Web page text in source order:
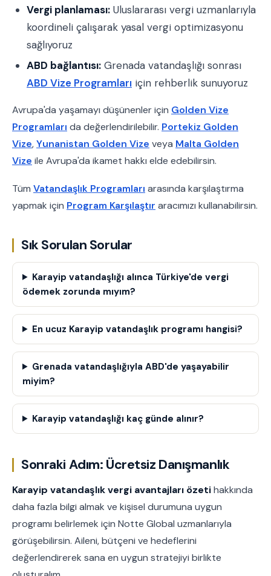
Vergi planlaması: Uluslararası vergi uzmanlarıyla
koordineli çalışarak yasal vergi optimizasyonu
sağlıyoruz
ABD bağlantısı: Grenada vatandaşlığı sonrası
ABD Vize Programları için rehberlik sunuyoruz
Avrupa'da yaşamayı düşünenler için Golden Vize
Programları da değerlendirilebilir. Portekiz Golden
Vize,Yunanistan Golden Vize veya Malta Golden
Vize ile Avrupa'da ikamet hakkı elde edebilirsin.
Tüm Vatandaşlık Programları arasında karşılaştırma
yapmak için Program Karşılaştır aracımızı kullanabilirsin.
Sık Sorulan Sorular
Karayip vatandaşlığı alınca Türkiye'de vergi
ödemek zorunda mıyım?
En ucuz Karayip vatandaşlık programı hangisi?
Grenada vatandaşlığıyla ABD'de yaşayabilir
miyim?
Karayip vatandaşlığı kaç günde alınır?
Sonraki Adım: Ücretsiz Danışmanlık
Karayip vatandaşlık vergi avantajları özetihakkında
daha fazla bilgi almak ve kişisel durumuna uygun
programı belirlemek için Notte Global uzmanlarıyla
görüşebilirsin. Aileni, bütçeni ve hedeflerini
değerlendirerek sana en uygun stratejiyi birlikte